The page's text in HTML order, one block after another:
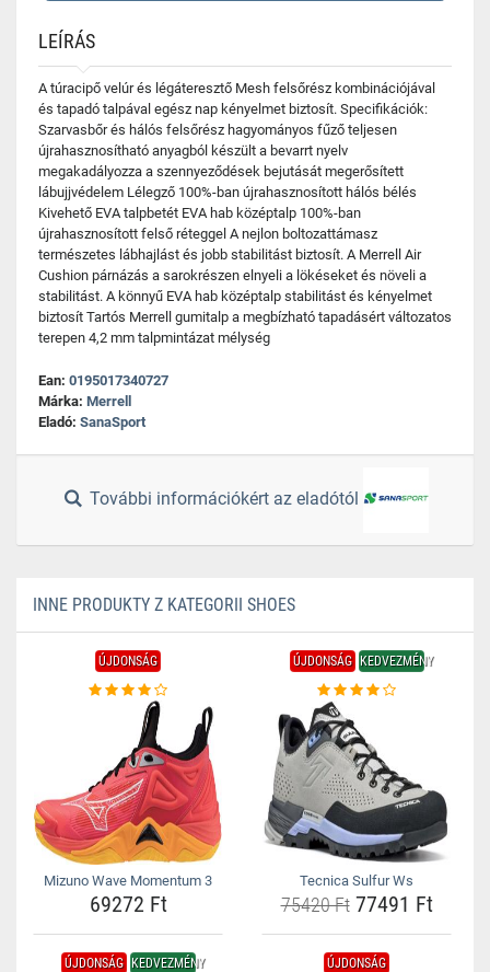
LEÍRÁS
A túracipő velúr és légáteresztő Mesh felsőrész kombinációjával
és tapadó talpával egész nap kényelmet biztosít. Specifikációk:
Szarvasbőr és hálós felsőrész hagyományos fűző teljesen
újrahasznosítható anyagból készült a bevarrt nyelv
megakadályozza a szennyeződések bejutását megerősített
lábujjvédelem Lélegző 100%-ban újrahasznosított hálós bélés
Kivehető EVA talpbetét EVA hab középtalp 100%-ban
újrahasznosított felső réteggel A nejlon boltozattámasz
természetes lábhajlást és jobb stabilitást biztosít. A Merrell Air
Cushion párnázás a sarokrészen elnyeli a lökéseket és növeli a
stabilitást. A könnyű EVA hab középtalp stabilitást és kényelmet
biztosít Tartós Merrell gumitalp a megbízható tapadásért változatos
terepen 4,2 mm talpmintázat mélység
Ean: 0195017340727
Márka: Merrell
Eladó: SanaSport
További információkért az eladótól
INNE PRODUKTY Z KATEGORII SHOES
ÚJDONSÁG
Mizuno Wave Momentum 3
69272 Ft
ÚJDONSÁG KEDVEZMÉNY
Tecnica Sulfur Ws
75420 Ft77491 Ft
ÚJDONSÁG KEDVEZMÉNY ÚJDONSÁG